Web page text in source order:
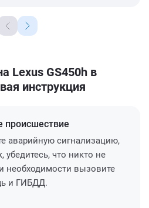
Lexus GS450h в
инструкция
происшествие
аварийную сигнализацию,
убедитесь, что никто не
необходимости вызовите
и ГИБДД.